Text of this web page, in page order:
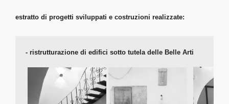
estratto di progetti sviluppati e costruzioni realizzate:
- ristrutturazione di edifici sotto tutela delle Belle Arti